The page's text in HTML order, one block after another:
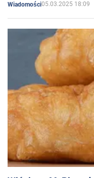
Wiadomości05.03.2025 18:09